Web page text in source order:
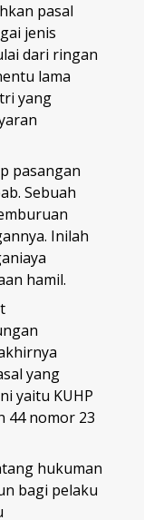
pasal
jenis
dari ringan
lama
yang
pasangan
Sebuah
Inilah
hamil.
yang
yaitu KUHP
44 nomor 23
hukuman
bagi pelaku